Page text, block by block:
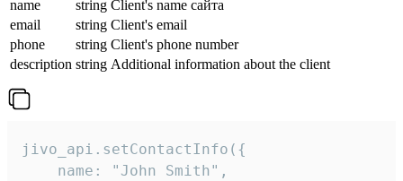
name
string Client's name сайта
email
string Client's email
phone
string Client's phone number
description string Additional information about the client
jivo_api.setContactInfo({
    name: "John Smith",